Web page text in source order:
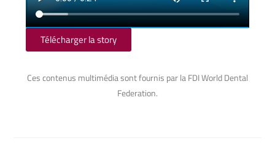
Télécharger la story
Ces contenus multimédia sont fournis par la FDI World Dental
Federation.